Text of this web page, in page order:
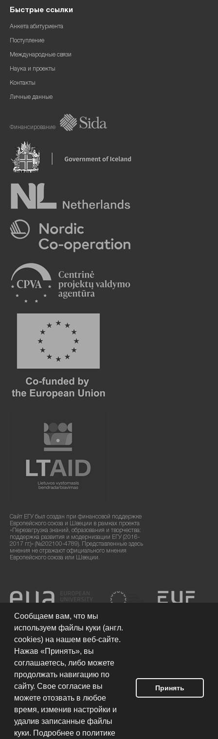
Быстрые ссылки
Анкета абитуриента
Поступление
Международные связи
Наука и проекты
Контакты
Личные данные
Финансирование
Сайт ЕГУ был создан при финансовой поддержке
Европейского союза и Швеции в рамках проекта
«Перезагрузка знаний, образования и творчества:
поддержка развития и модернизации ЕГУ (2016-
2017 гг.)» (№202100-4789). Представленные здесь
мнения не отражают официального мнения
Европейского союза или Швеции.
Условия использования сайта © 2026 Европейский гуманитарный
Разработка сайта:
Сообщаем вам, что мы
используем файлы куки (англ.
cookies) на нашем веб-сайте.
Нажав «Принять», вы
соглашаетесь, либо можете
продолжать навигацию по
сайту. Свое согласие вы
можете отозвать в любое
время, изменив настройки и
удалив записанные файлы
куки. Подробнее о политике
Принять